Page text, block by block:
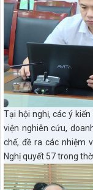
Tại hội nghị, các ý
viện nghiên cứu,
chế, đề ra các nhiệm
Nghị quyết 57 trong